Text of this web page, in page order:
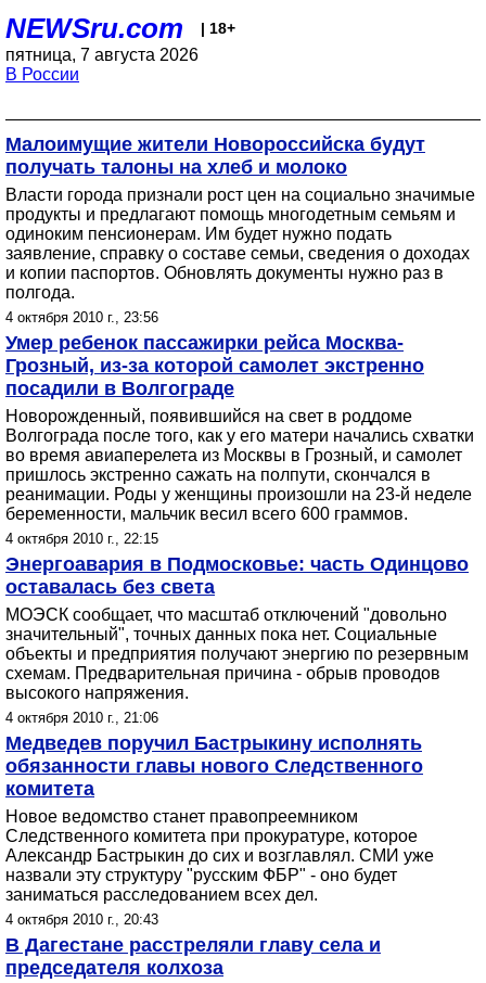
NEWSru.com | 18+
пятница, 7 августа 2026
В России
Малоимущие жители Новороссийска будут
получать талоны на хлеб и молоко
Власти города признали рост цен на социально значимые
продукты и предлагают помощь многодетным семьям и
одиноким пенсионерам. Им будет нужно подать
заявление, справку о составе семьи, сведения о доходах
и копии паспортов. Обновлять документы нужно раз в
полгода.
4 октября 2010 г., 23:56
Умер ребенок пассажирки рейса Москва-
Грозный, из-за которой самолет экстренно
посадили в Волгограде
Новорожденный, появившийся на свет в роддоме
Волгограда после того, как у его матери начались схватки
во время авиаперелета из Москвы в Грозный, и самолет
пришлось экстренно сажать на полпути, скончался в
реанимации. Роды у женщины произошли на 23-й неделе
беременности, мальчик весил всего 600 граммов.
4 октября 2010 г., 22:15
Энергоавария в Подмосковье: часть Одинцово
оставалась без света
МОЭСК сообщает, что масштаб отключений "довольно
значительный", точных данных пока нет. Социальные
объекты и предприятия получают энергию по резервным
схемам. Предварительная причина - обрыв проводов
высокого напряжения.
4 октября 2010 г., 21:06
Медведев поручил Бастрыкину исполнять
обязанности главы нового Следственного
комитета
Новое ведомство станет правопреемником
Следственного комитета при прокуратуре, которое
Александр Бастрыкин до сих и возглавлял. СМИ уже
назвали эту структуру "русским ФБР" - оно будет
заниматься расследованием всех дел.
4 октября 2010 г., 20:43
В Дагестане расстреляли главу села и
председателя колхоза